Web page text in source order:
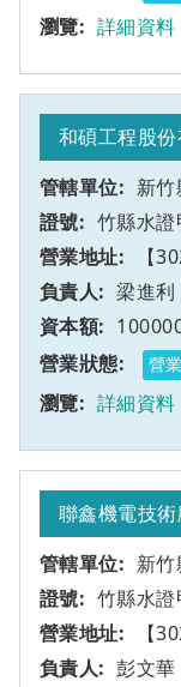
詳細資料
和碩工程股
新竹
竹縣水
【
梁進利
營業
詳細資料
聯鑫機電技
新竹
竹縣水
【
彭文華